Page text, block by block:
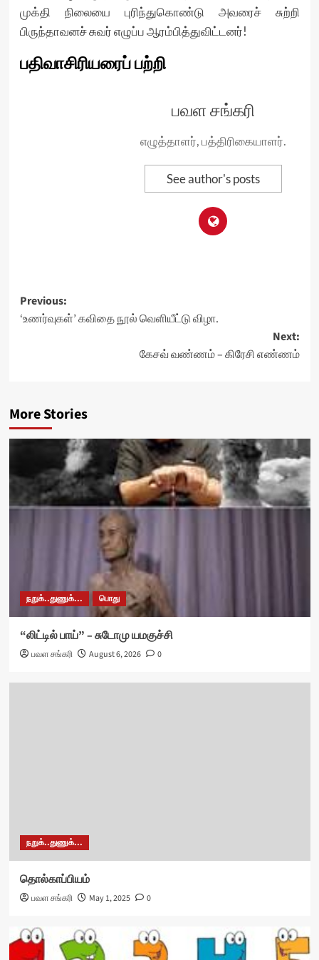
முக்தி நிலையை புரிந்துகொண்டு அவரைச் சுற்றி
பிருந்தாவனச் சுவர் எழுப்ப ஆரம்பித்துவிட்டனர்!
பதிவாசிரியரைப் பற்றி
பவள சங்கரி
எழுத்தாளர், பத்திரிகையாளர்.
See author's posts
Post
navigation
Previous:
‘உணர்வுகள்’ கவிதை நூல் வெளியீட்டு விழா.
Next:
கேசவ் வண்ணம் – கிரேசி எண்ணம்
More Stories
நறுக்..துணுக்... பொது
“லிட்டில் பாய்” – சுடோமு யமகுச்சி
பவள சங்கரி August 6, 2026 0
நறுக்..துணுக்...
தொல்காப்பியம்
பவள சங்கரி May 1, 2025 0